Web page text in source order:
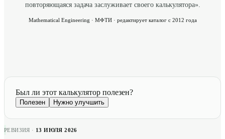
повторяющаяся задача заслуживает своего калькулятора».
Mathematical Engineering · МФТИ · редактирует каталог с 2012 года
Был ли этот калькулятор полезен?
Полезен Нужно улучшить
РЕВИЗИЯ · 13 ИЮЛЯ 2026